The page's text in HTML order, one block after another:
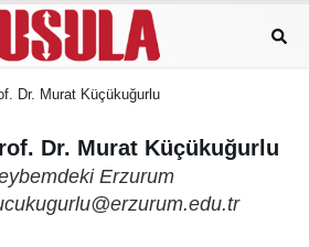
Dr. Murat Küçükuğurlu
Dr. Murat Küçükuğurlu
Erzurum